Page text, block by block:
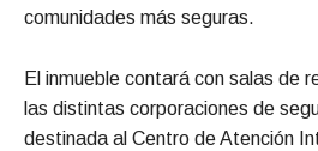
comunidades más seguras.
El inmueble contará con salas de
las distintas corporaciones de
destinada al Centro de Atención